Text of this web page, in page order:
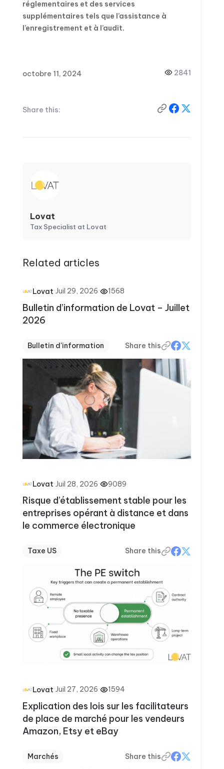
réglementaires et des services
supplémentaires tels que l’assistance à
l’enregistrement et à l’audit.
octobre 11, 2024 2841
Share this:
Lovat
Tax Specialist at Lovat
Related articles
Lovat·Juil 29, 2026· 1568
Bulletin d’information de Lovat – Juillet
2026
Bulletin d'information Share this
Lovat·Juil 28, 2026· 9089
Risque d’établissement stable pour les
entreprises opérant à distance et dans
le commerce électronique
Taxe US Share this
Lovat·Juil 27, 2026· 1594
Explication des lois sur les facilitateurs
de place de marché pour les vendeurs
Amazon, Etsy et eBay
Marchés Share this